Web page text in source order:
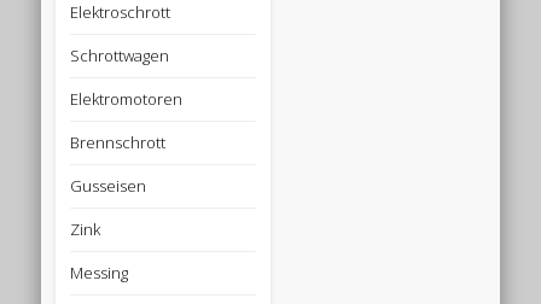
Elektroschrott
Schrottwagen
Elektromotoren
Brennschrott
Gusseisen
Zink
Messing